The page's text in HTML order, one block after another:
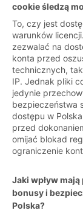
cookie śledzą
To, czy jest
warunków
zezwalać na
konta przed
technicznych,
IP. Jednak pliki
jedynie
bezpieczeństwa
dostępu w
przed
omijać blokad
ograniczenie
Jaki wpływ
bonusy i
Polska?